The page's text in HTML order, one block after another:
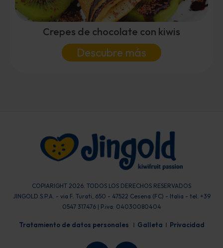
Crepes de chocolate con kiwis
Descubre más
COPIARIGHT 2026. TODOS LOS DERECHOS RESERVADOS
JINGOLD S.P.A. - via F. Turati, 650 - 47522 Cesena (FC) - Italia - tel. +39
0547 317476 | P.iva: 04030080404
Tratamiento de datos personales Galleta Privacidad